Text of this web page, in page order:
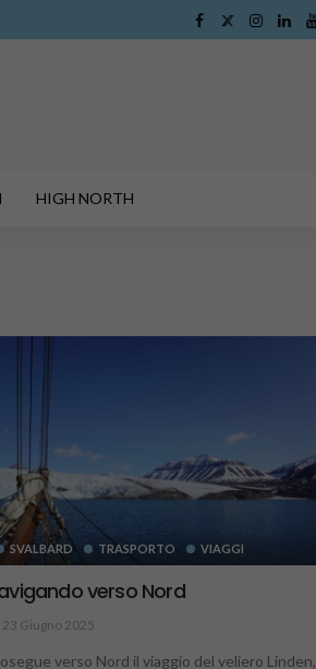
HIGH NORTH
SVALBARD TRASPORTO VIAGGI
verso Nord
23 Giugno 2025
verso Nord il viaggio del veliero Linden,